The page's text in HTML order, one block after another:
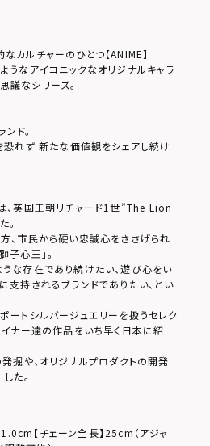
カルチャーのひとつ【ANIME】
うなアイコニックなオリジナルキャラ
議なシリーズ。
ド。
恐れず 新たな価値観をシェアし続け
、英国王朝リチャード1世”The Lion
。
、市民から硬い忠誠心をささげられ
心王」。
な存在であり続けたい、遊び心をい
支持されるブランドでありたい、とい
ートシルバージュエリーを扱うセレク
イナー達の作品をいち早く日本に紹
掘や、オリジナルプロダクトの開発
た。
1.0cm【チェーン全長】25cm（アジャ